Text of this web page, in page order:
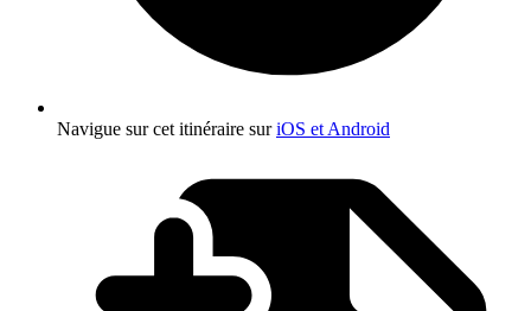
Navigue sur cet itinéraire suriOS et Android